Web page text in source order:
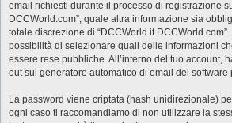
email richiesti durante il processo di registrazione
DCCWorld.com”, quale altra informazione sia
totale discrezione di “DCCWorld.it
possibilità di selezionare quali delle informazioni
essere rese pubbliche. All’interno del tuo account,
out sul generatore automatico di email del software
La password viene criptata (hash unidirezionale)
ogni caso ti raccomandiamo di non utilizzare la